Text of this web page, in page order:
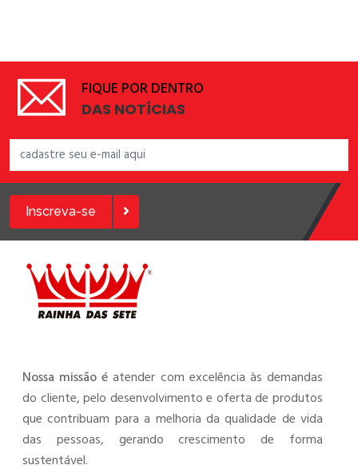
FIQUE POR DENTRO
DAS NOTÍCIAS
Inscreva-se
Nossa missão é atender com excelência às demandas
do cliente, pelo desenvolvimento e oferta de produtos
que contribuam para a melhoria da qualidade de vida
das pessoas, gerando crescimento de forma
sustentável.